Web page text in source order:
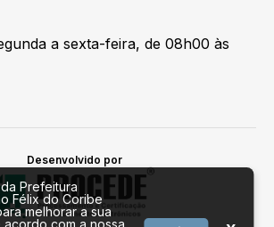
a sexta-feira, de 08h00 às
Desenvolvido por
Prefeitura
Félix do Coribe
melhorar a sua
com a nossa